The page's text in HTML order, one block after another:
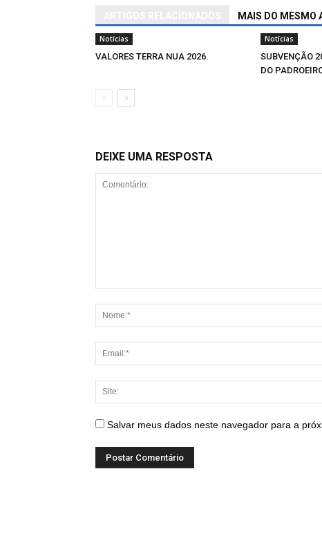
MAIS DO MESMO
Notícias
VALORES TERRA NUA 2026.
Notícias
SUBVENÇÃO
DO
DEIXE UMA RESPOSTA
Salvar meus dados neste navegador para a